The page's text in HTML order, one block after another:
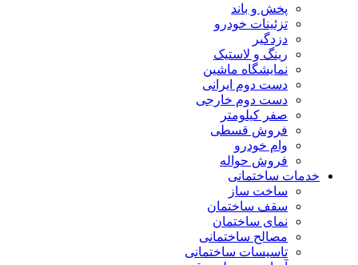
پخش و باند
تزئینات خودرو
دزدگیر
رینگ و لاستیک
نمایشگاه ماشین
دست دوم ایرانی
دست دوم خارجی
صفر کیلومتر
فروش قسطی
وام خودرو
فروش حواله
خدمات ساختمانی
ساخت ساز
سقف ساختمان
نمای ساختمان
مصالح ساختمانی
تاسیسات ساختمانی